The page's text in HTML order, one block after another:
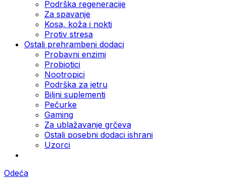
Podrška regeneracije
Za spavanje
Kosa, koža i nokti
Protiv stresa
Ostali prehrambeni dodaci
Probavni enzimi
Probiotici
Nootropici
Podrška za jetru
Biljni suplementi
Pečurke
Gaming
Za ublažavanje grčeva
Ostali posebni dodaci ishrani
Uzorci
Odeća